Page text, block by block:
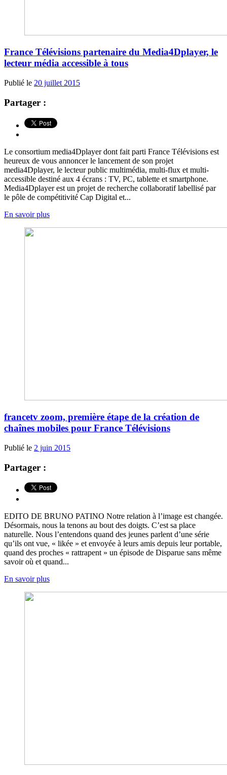
France Télévisions partenaire du Media4Dplayer, le
lecteur média accessible à tous
Publié le 20 juillet 2015
Partager :
Le consortium media4Dplayer dont fait parti France Télévisions est
heureux de vous annoncer le lancement de son projet
media4Dplayer, le lecteur public multimédia, multi-flux et multi-
accessible destiné aux 4 écrans : TV, PC, tablette et smartphone.
Media4Dplayer est un projet de recherche collaboratif labellisé par
le pôle de compétitivité Cap Digital et...
En savoir plus
francetv zoom, première étape de la création de
chaînes mobiles pour France Télévisions
Publié le 2 juin 2015
Partager :
EDITO DE BRUNO PATINO Notre relation à l’image est changée.
Désormais, nous la tenons au bout des doigts. C’est sa place
naturelle. Nous l’entendons quand des jeunes parlent d’une série
qu’ils ont vue, « likée » et envoyée à leurs amis depuis leur portable,
quand des proches « rattrapent » un épisode de Disparue sans même
savoir où et quand...
En savoir plus